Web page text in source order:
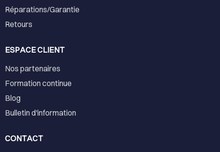
Réparations/Garantie
Retours
ESPACE CLIENT
Nos partenaires
Formation continue
Blog
Bulletin d'information
CONTACT